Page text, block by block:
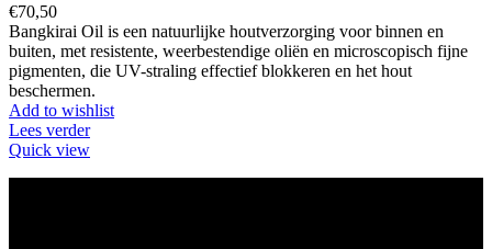
€70,50
Bangkirai Oil is een natuurlijke houtverzorging voor binnen en
buiten, met resistente, weerbestendige oliën en microscopisch fijne
pigmenten, die UV-straling effectief blokkeren en het hout
beschermen.
Add to wishlist
Lees verder
Quick view